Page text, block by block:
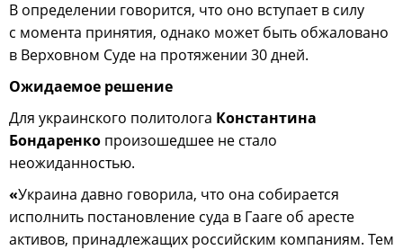
В определении говорится, что оно вступает в силу
с момента принятия, однако может быть обжаловано
в Верховном Суде на протяжении 30 дней.
Ожидаемое решение
Для украинского политолога Константина
Бондаренко произошедшее не стало
неожиданностью.
«Украина давно говорила, что она собирается
исполнить постановление суда в Гааге об аресте
активов, принадлежащих российским компаниям. Тем